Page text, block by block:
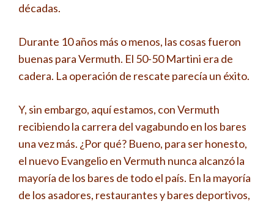
décadas.
Durante 10 años más o menos, las cosas fueron
buenas para Vermuth. El 50-50 Martini era de
cadera. La operación de rescate parecía un éxito.
Y, sin embargo, aquí estamos, con Vermuth
recibiendo la carrera del vagabundo en los bares
una vez más. ¿Por qué? Bueno, para ser honesto,
el nuevo Evangelio en Vermuth nunca alcanzó la
mayoría de los bares de todo el país. En la mayoría
de los asadores, restaurantes y bares deportivos,